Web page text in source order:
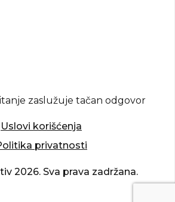
zaslužuje tačan odgovor
Uslovi korišćenja
privatnosti
2026. Sva prava zadržana.